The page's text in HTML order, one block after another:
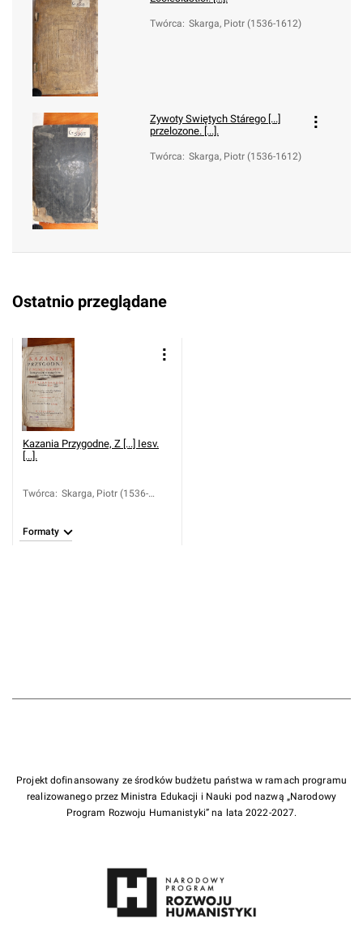
Twórca: Skarga, Piotr (1536-1612)
Zywoty Swiętych Stárego [...]
przelozone. [...].
Twórca: Skarga, Piotr (1536-1612)
Ostatnio przeglądane
Kazania Przygodne, Z [...] Iesv.
[...].
Twórca: Skarga, Piotr (1536-
Formaty
Projekt dofinansowany ze środków budżetu państwa w ramach programu
realizowanego przez Ministra Edukacji i Nauki pod nazwą „Narodowy
Program Rozwoju Humanistyki” na lata 2022-2027.